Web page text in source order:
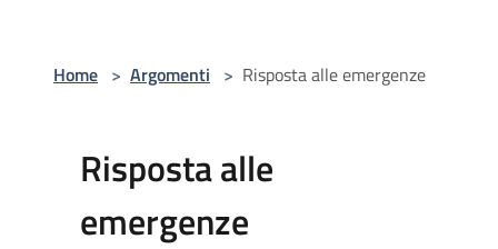
Home > Argomenti > Risposta alle emergenze
Risposta alle
emergenze